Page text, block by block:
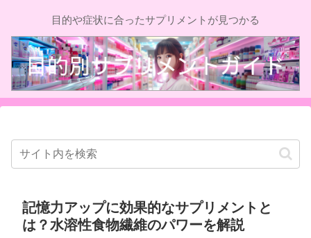
目的や症状に合ったサプリメントが見つかる
記憶力アップに効果的なサプリメントと
は？水溶性食物繊維のパワーを解説